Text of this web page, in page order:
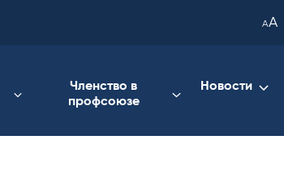
AA
Членство в
профсоюзе
Новости
your